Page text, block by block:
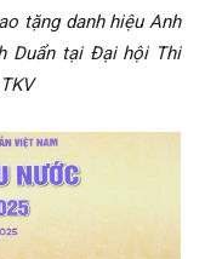
tặng danh hiệu Anh
Duẩn tại Đại hội Thi